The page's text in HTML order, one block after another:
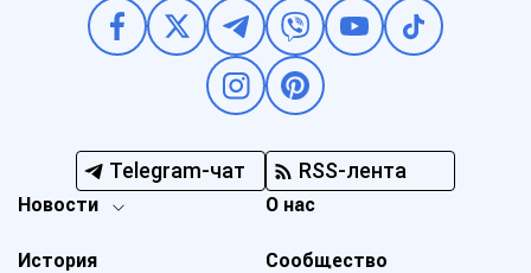
Telegram-чат RSS-лента
Новости
История
О нас
Сообщество